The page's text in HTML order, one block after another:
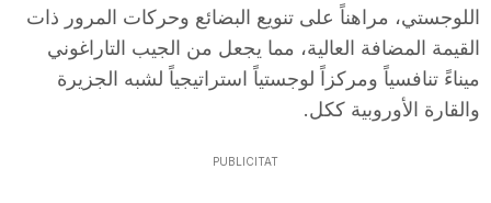
g
o
اللوجستي، مراهناً على تنويع البضائع وحركات المرور ذات
القيمة المضافة العالية، مما يجعل من الجيب التاراغوني
ميناءً تنافسياً ومركزاً لوجستياً استراتيجياً لشبه الجزيرة
والقارة الأوروبية ككل.
PUBLICITAT